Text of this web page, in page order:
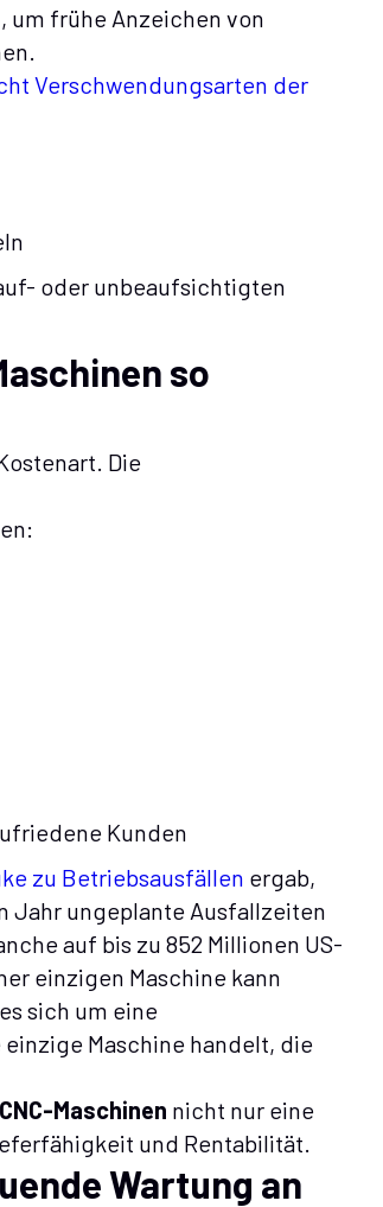
um frühe Anzeichen von
Verschwendungsarten der
oder unbeaufsichtigten
so
Die
Kunden
zu Betriebsausfällen ergab,
Jahr ungeplante Ausfallzeiten
auf bis zu 852 Millionen US-
einzigen Maschine kann
sich um eine
Maschine handelt, die
Maschinen nicht nur eine
und Rentabilität.
Wartung an